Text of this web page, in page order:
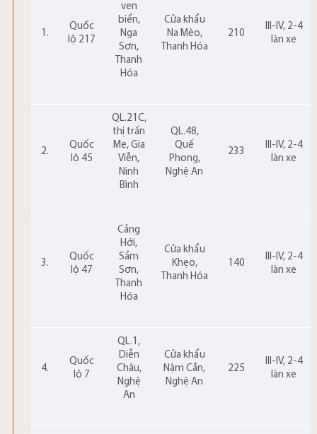
1.
Quốc
lộ 217
ven
biển,
Nga
Sơn,
Thanh
Hóa
Cửa khẩu
Na Mèo,
Thanh Hóa
210
III-IV, 2-4
làn xe
2.
Quốc
lộ 45
QL.21C,
thị trấn
Me, Gia
Viễn,
Ninh
Bình
QL.48,
Quế
Phong,
Nghệ An
233
III-IV, 2-4
làn xe
3.
Quốc
lộ 47
Cảng
Hới,
Sầm
Sơn,
Thanh
Hóa
Cửa khẩu
Khẹo,
Thanh Hóa
140
III-IV, 2-4
làn xe
4.
Quốc
lộ 7
QL.1,
Diễn
Châu,
Nghệ
An
Cửa khẩu
Nậm Cắn,
Nghệ An
225
III-IV, 2-4
làn xe